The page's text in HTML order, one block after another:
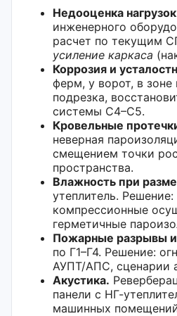
Недооценка
инженерного
расчет по текущим
усиление каркаса
Коррозия и
ферм, у ворот, в
подрезка,
системы C4–C5.
Кровельные
неверная
смещением точки
пространства.
Влажность при
утеплитель.
компрессионные
герметичные
Пожарные разрывы и
по Г1–Г4. Решение:
АУПТ/АПС, сценарии
Акустика.
панели с НГ-
машинных